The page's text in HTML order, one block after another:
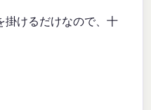
掛けるだけなので、十